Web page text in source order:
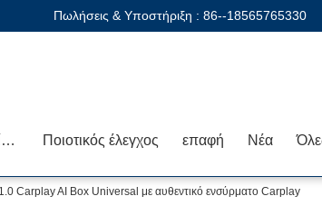
Πωλήσεις & Υποστήριξη : 86--18565765330
Γύρος εργοστασίων Ποιοτικός έλεγχος επαφή Νέα
Carplay AI Box Universal με αυθεντικό ενσύρματο Carplay